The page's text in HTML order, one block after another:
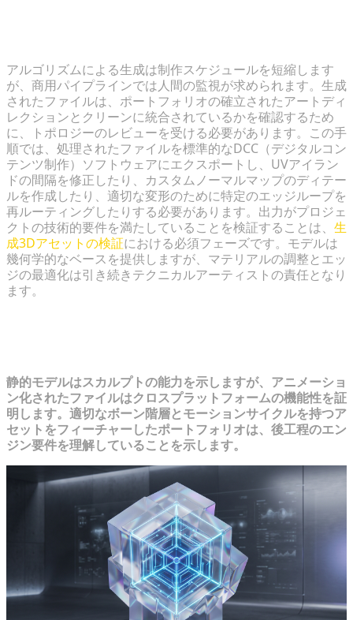
アルゴリズムによる生成は制作スケジュールを短縮します
が、商用パイプラインでは人間の監視が求められます。生成
されたファイルは、ポートフォリオの確立されたアートディ
レクションとクリーンに統合されているかを確認するため
に、トポロジーのレビューを受ける必要があります。この手
順では、処理されたファイルを標準的なDCC（デジタルコン
テンツ制作）ソフトウェアにエクスポートし、UVアイラン
ドの間隔を修正したり、カスタムノーマルマップのディテー
ルを作成したり、適切な変形のために特定のエッジループを
再ルーティングしたりする必要があります。出力がプロジェ
クトの技術的要件を満たしていることを検証することは、 生
成3Dアセットの検証における必須フェーズです。モデルは
幾何学的なベースを提供しますが、マテリアルの調整とエッ
ジの最適化は引き続きテクニカルアーティストの責任となり
ます。
静的モデルはスカルプトの能力を示しますが、アニメーショ
ン化されたファイルはクロスプラットフォームの機能性を証
明します。適切なボーン階層とモーションサイクルを持つア
セットをフィーチャーしたポートフォリオは、後工程のエン
ジン要件を理解していることを示します。